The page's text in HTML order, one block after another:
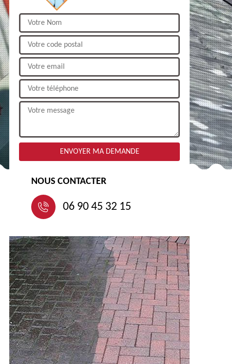
NOUS CONTACTER
06 90 45 32 15